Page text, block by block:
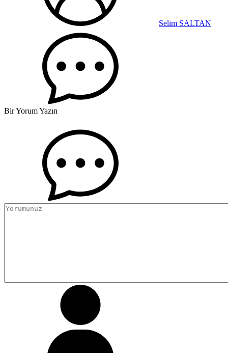
Selim SALTAN
Bir Yorum Yazın